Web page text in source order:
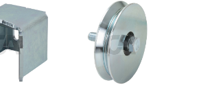
Hardware
Inox